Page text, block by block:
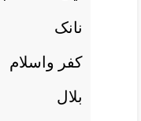
نانک
کفر واسلام
بلال